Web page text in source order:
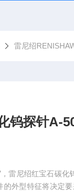
雷尼绍
钨探针A-
雷尼绍红宝石碳化
外型特征将决定要